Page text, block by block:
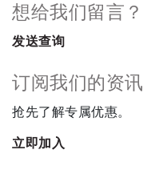
想给我们留言？
发送查询
订阅我们的资讯
抢先了解专属优惠。
立即加入